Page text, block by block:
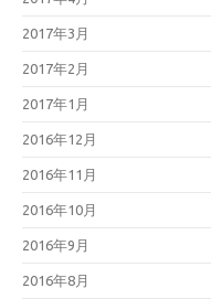
2017年3月
2017年2月
2017年1月
2016年12月
2016年11月
2016年10月
2016年9月
2016年8月